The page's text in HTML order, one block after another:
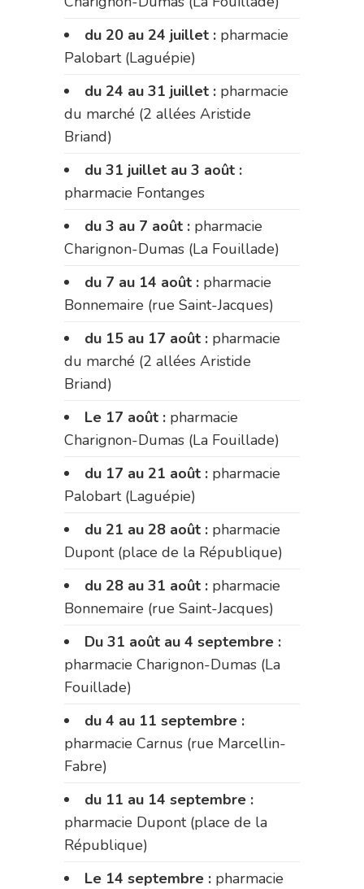
du 20 au 24 juillet : pharmacie
Palobart (Laguépie)
du 24 au 31 juillet : pharmacie
du marché (2 allées Aristide
Briand)
du 31 juillet au 3 août :
pharmacie Fontanges
du 3 au 7 août : pharmacie
Charignon-Dumas (La Fouillade)
du 7 au 14 août : pharmacie
Bonnemaire (rue Saint-Jacques)
du 15 au 17 août : pharmacie
du marché (2 allées Aristide
Briand)
Le 17 août : pharmacie
Charignon-Dumas (La Fouillade)
du 17 au 21 août : pharmacie
Palobart (Laguépie)
du 21 au 28 août : pharmacie
Dupont (place de la République)
du 28 au 31 août : pharmacie
Bonnemaire (rue Saint-Jacques)
Du 31 août au 4 septembre :
pharmacie Charignon-Dumas (La
Fouillade)
du 4 au 11 septembre :
pharmacie Carnus (rue Marcellin-
Fabre)
du 11 au 14 septembre :
pharmacie Dupont (place de la
République)
Le 14 septembre : pharmacie